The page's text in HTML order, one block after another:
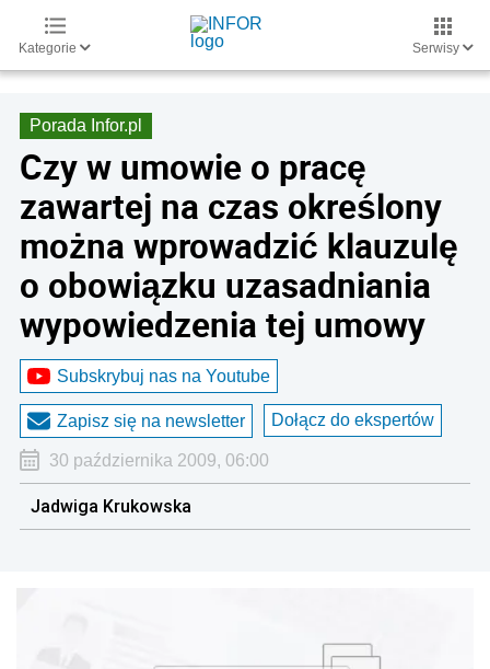
Kategorie Serwisy
Porada Infor.pl
Czy w umowie o pracę
zawartej na czas określony
można wprowadzić klauzulę
o obowiązku uzasadniania
wypowiedzenia tej umowy
Subskrybuj nas na Youtube
Zapisz się na newsletter Dołącz do ekspertów
30 października 2009, 06:00
Jadwiga Krukowska